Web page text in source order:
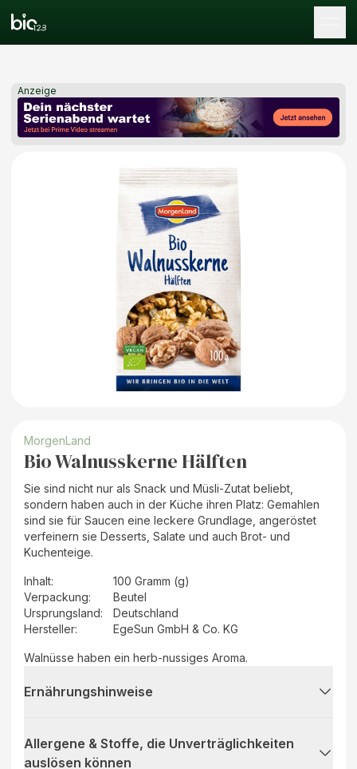
Anzeige
MorgenLand
Bio Walnusskerne Hälften
Sie sind nicht nur als Snack und Müsli-Zutat beliebt,
sondern haben auch in der Küche ihren Platz: Gemahlen
sind sie für Saucen eine leckere Grundlage, angeröstet
verfeinern sie Desserts, Salate und auch Brot- und
Kuchenteige.
Inhalt:
100 Gramm (g)
Verpackung:
Beutel
Ursprungsland:
Deutschland
Hersteller: EgeSun GmbH & Co. KG
Walnüsse haben ein herb-nussiges Aroma.
Ernährungshinweise
Allergene & Stoffe, die Unverträglichkeiten
auslösen können